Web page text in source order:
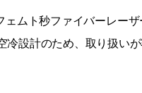
ムト秒ファイバーレーザ
設計のため、取り扱いが